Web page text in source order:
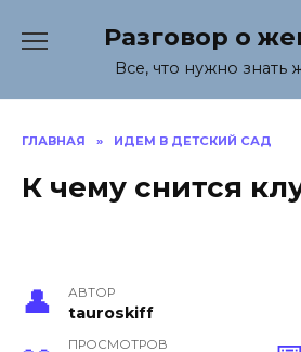
содержанию
Разговор о
Все, что нужно знать
ГЛАВНАЯ » ИДЕМ В ДЕТСКИЙ САД
К чему снится
АВТОР
tauroskiff
ПРОСМОТРОВ